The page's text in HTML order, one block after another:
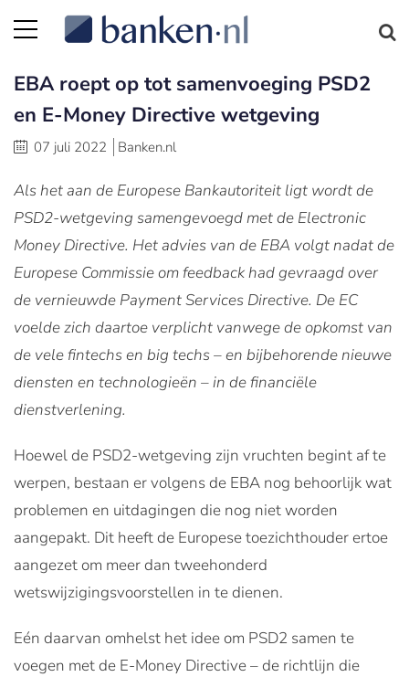
EBA roept op tot samenvoeging PSD2
en E-Money Directive wetgeving
07 juli 2022 Banken.nl
Als het aan de Europese Bankautoriteit ligt wordt de
PSD2-wetgeving samengevoegd met de Electronic
Money Directive. Het advies van de EBA volgt nadat de
Europese Commissie om feedback had gevraagd over
de vernieuwde Payment Services Directive. De EC
voelde zich daartoe verplicht vanwege de opkomst van
de vele fintechs en big techs – en bijbehorende nieuwe
diensten en technologieën – in de financiële
dienstverlening.
Hoewel de PSD2-wetgeving zijn vruchten begint af te
werpen, bestaan er volgens de EBA nog behoorlijk wat
problemen en uitdagingen die nog niet worden
aangepakt. Dit heeft de Europese toezichthouder ertoe
aangezet om meer dan tweehonderd
wetswijzigingsvoorstellen in te dienen.
Eén daarvan omhelst het idee om PSD2 samen te
voegen met de E-Money Directive – de richtlijn die